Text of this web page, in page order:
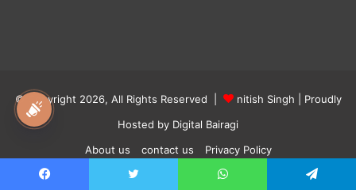
© Copyright 2026, All Rights Reserved | nitish Singh | Proudly
Hosted by Digital Bairagi
About us
contact us Privacy Policy
national awaz